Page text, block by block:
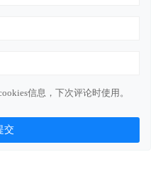
信息，下次评论时使用。